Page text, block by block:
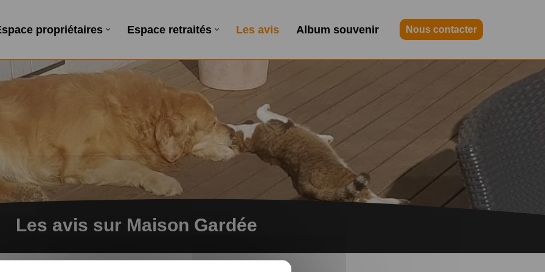
propriétaires Espace retraités Les avis Album souvenir Nous contacter
Les avis sur Maison Gardée